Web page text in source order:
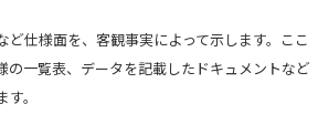
ど仕様面を、客観事実によって示します。ここ
の一覧表、データを記載したドキュメントなど
。